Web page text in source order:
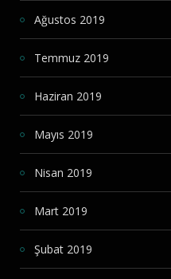
Ağustos 2019
Temmuz 2019
Haziran 2019
Mayıs 2019
Nisan 2019
Mart 2019
Şubat 2019